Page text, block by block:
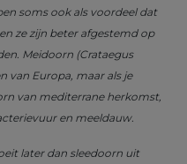
soms ook als voordeel dat
ze zijn beter afgestemd op
Meidoorn (Crataegus
van Europa, maar als je
van mediterrane herkomst,
en meeldauw.
later dan sleedoorn uit